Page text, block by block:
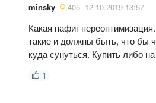
minsky 405 12.10.2019 13:57
Какая нафиг
такие и должны быть, что бы
куда сунуться. Купить либо
1